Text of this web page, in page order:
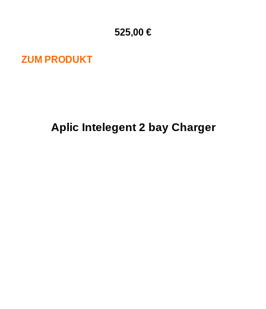
525,00 €
ZUM PRODUKT
Aplic Intelegent 2 bay Charger